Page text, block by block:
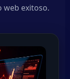
web exitoso.